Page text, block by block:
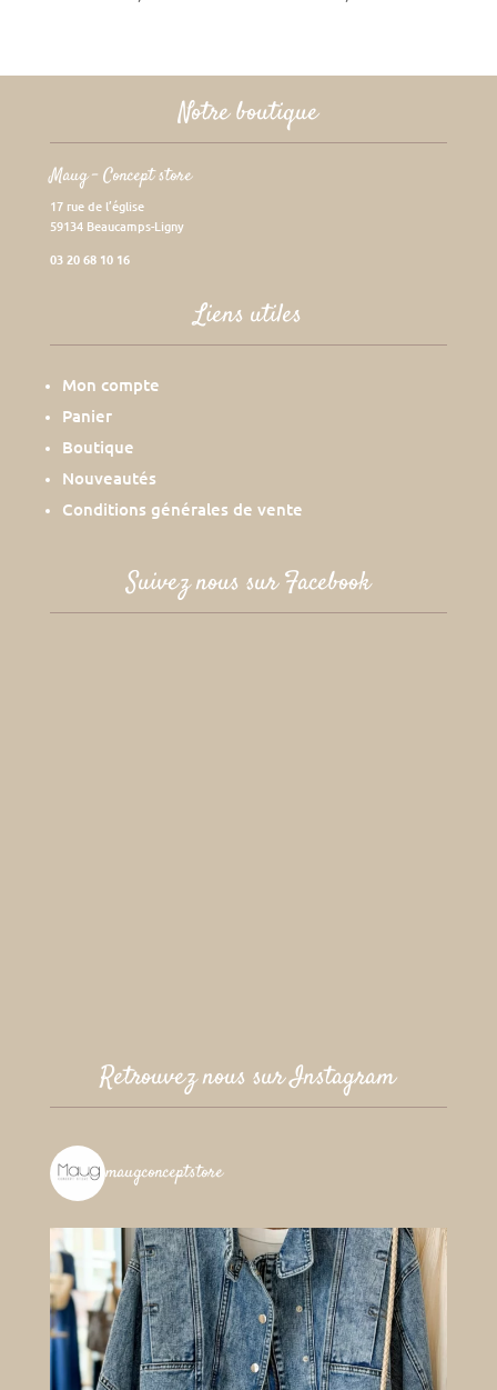
Notre boutique
Maug – Concept store
17 rue de l’église
59134 Beaucamps-Ligny
03 20 68 10 16
Liens utiles
Mon compte
Panier
Boutique
Nouveautés
Conditions générales de vente
Suivez nous sur Facebook
Retrouvez nous sur Instagram
maugconceptstore